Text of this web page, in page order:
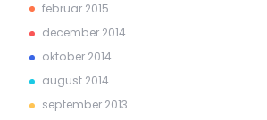
februar 2015
december 2014
oktober 2014
august 2014
september 2013